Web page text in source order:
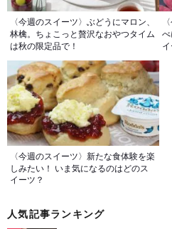
〈今週のスイーツ〉ぶどうにマロン、
林檎。ちょこっと贅沢なおやつタイム
は秋の限定品で！
〈今週のスイーツ〉新たな食体験を楽
しみたい！ いま気になるのはどのス
イーツ？
人気記事ランキング